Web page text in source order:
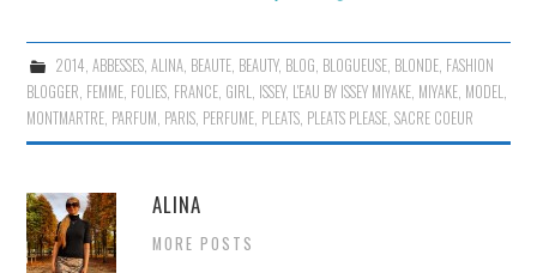
2014 ABBESSES, ALINA, BEAUTE, BEAUTY, BLOG BLOGUEUSE, BLONDE, FASHION
BLOGGER FEMME FOLIES FRANCE GIRL ISSEY, L'EAU BY ISSEY MIYAKE MIYAKE MODEL
MONTMARTRE PARFUM PARIS PERFUME PLEATS PLEATS PLEASE ,SACRE COEUR
ALINA
MORE POSTS